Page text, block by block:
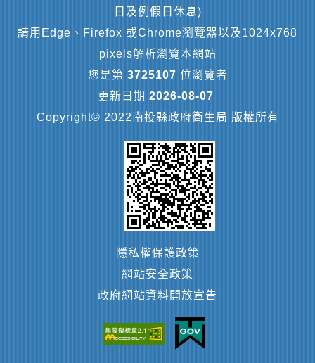
日及例假日休息)
請用Edge、Firefox 或Chrome瀏覽器以及1024x768
pixels解析瀏覽本網站
您是第 3725107 位瀏覽者
更新日期 2026-08-07
Copyright© 2022南投縣政府衛生局 版權所有
隱私權保護政策
網站安全政策
政府網站資料開放宣告